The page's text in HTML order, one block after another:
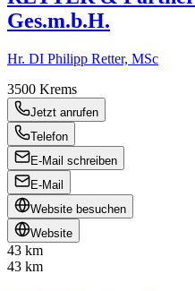
Ges.m.b.H.
Hr. DI Philipp Retter, MSc
3500 Krems
Jetzt anrufen
Telefon
E-Mail schreiben
E-Mail
Website besuchen
Website
43 km
43 km